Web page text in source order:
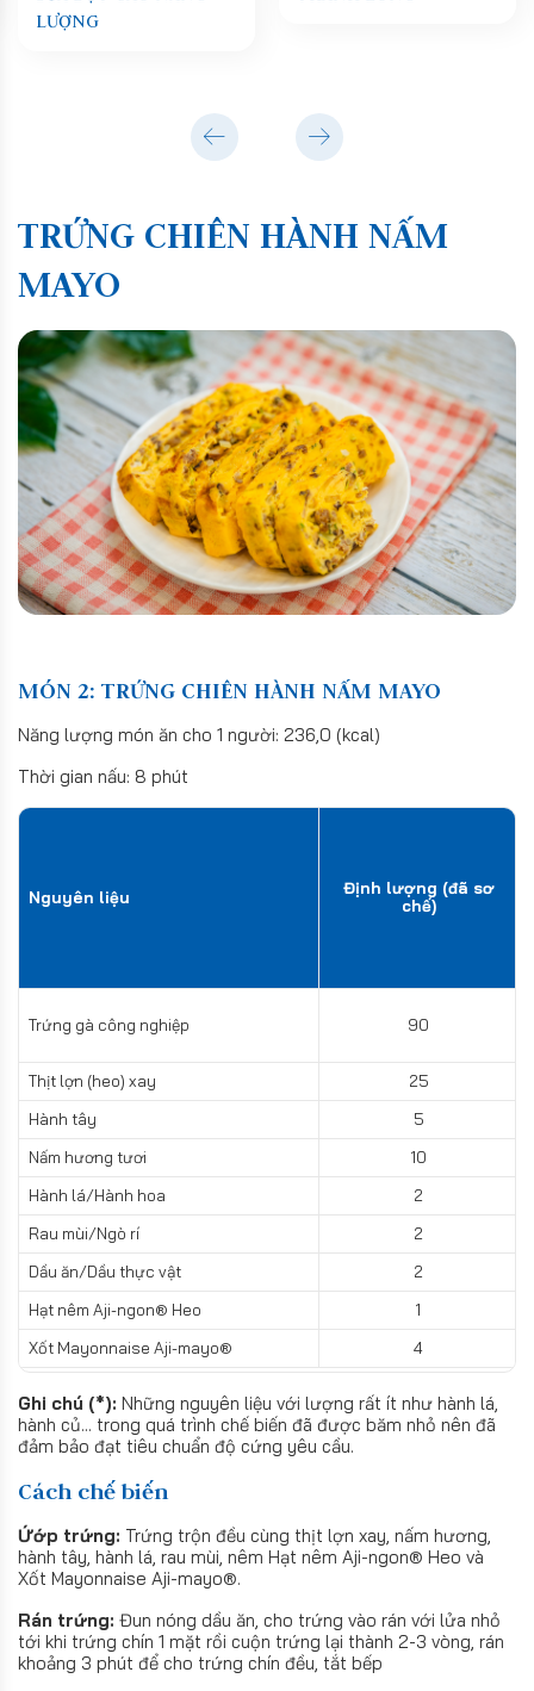
TRỨNG CHIÊN HÀNH NẤM
MAYO
MÓN 2: TRỨNG CHIÊN HÀNH NẤM MAYO
Năng lượng món ăn cho 1 người: 236,0 (kcal)
Thời gian nấu: 8 phút
Nguyên liệu
Định lượng (đã sơ
chế)
Trứng gà công nghiệp 90
Thịt lợn (heo) xay
25
Hành tây
5
Nấm hương tươi
10
Hành lá/Hành hoa
2
Rau mùi/Ngò rí
2
Dầu ăn/Dầu thực vật
2
Hạt nêm Aji-ngon® Heo
1
Xốt Mayonnaise Aji-mayo®
4
Ghi chú (*): Những nguyên liệu với lượng rất ít như hành lá,
hành củ... trong quá trình chế biến đã được băm nhỏ nên đã
đảm bảo đạt tiêu chuẩn độ cứng yêu cầu.
Cách chế biến
Ứớp trứng: Trứng trộn đều cùng thịt lợn xay, nấm hương,
hành tây, hành lá, rau mùi, nêm Hạt nêm Aji-ngon® Heo và
Xốt Mayonnaise Aji-mayo®.
Rán trứng: Đun nóng dầu ăn, cho trứng vào rán với lửa nhỏ
tới khi trứng chín 1 mặt rồi cuộn trứng lại thành 2-3 vòng, rán
khoảng 3 phút để cho trứng chín đều, tắt bếp